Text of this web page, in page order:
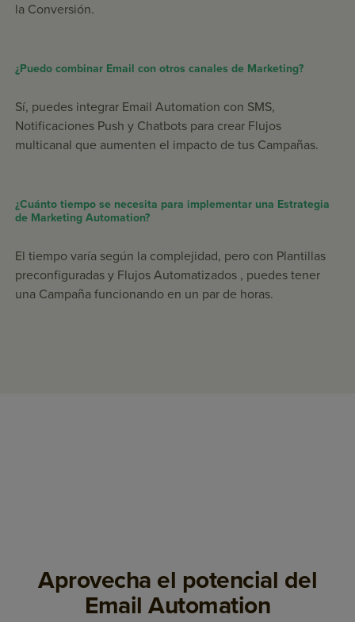
la Conversión.
¿Puedo combinar Email con otros canales de Marketing?
Sí, puedes integrar Email Automation con SMS,
Notificaciones Push y Chatbots para crear Flujos
multicanal que aumenten el impacto de tus Campañas.
¿Cuánto tiempo se necesita para implementar una Estrategia
de Marketing Automation?
El tiempo varía según la complejidad, pero con Plantillas
preconfiguradas y Flujos Automatizados , puedes tener
una Campaña funcionando en un par de horas.
Aprovecha el potencial del
Email Automation